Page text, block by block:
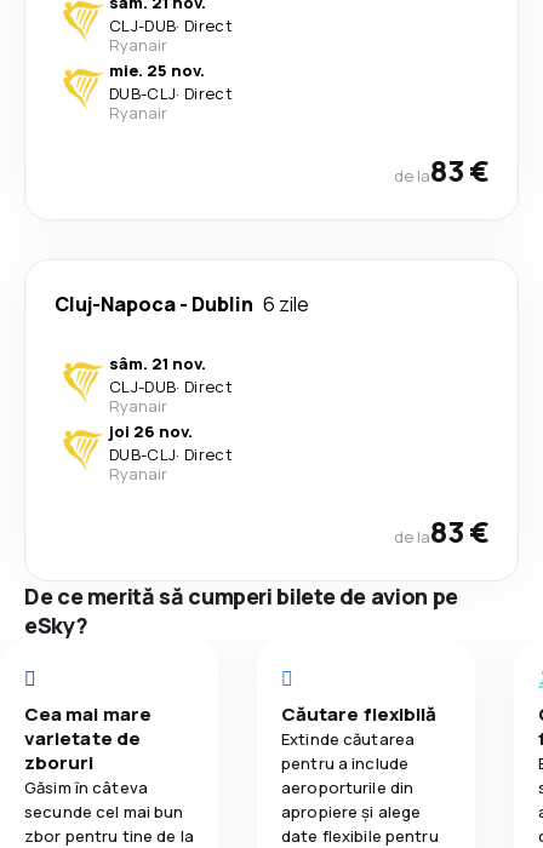
CLJ-DUB· Direct
Ryanair
mie. 25 nov.
DUB-CLJ· Direct
Ryanair
de la83 €
Cluj-Napoca- Dublin 6 zile
sâm. 21 nov.
CLJ-DUB· Direct
Ryanair
joi 26 nov.
DUB-CLJ· Direct
Ryanair
de la83 €
De ce merită să cumperi bilete de avion pe
eSky?
Cea mai mare
varietate de
zboruri
Găsim în câteva
secunde cel mai bun
zbor pentru tine de la
Căutare flexibilă
Extinde căutarea
pentru a include
aeroporturile din
apropiere și alege
date flexibile pentru